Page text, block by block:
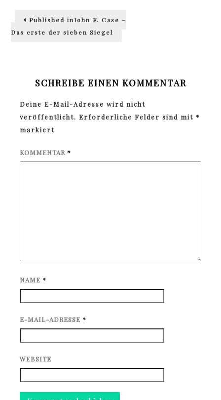
Beitragsnavigation
Published inJohn F. Case –
Das erste der sieben Siegel
SCHREIBE EINEN KOMMENTAR
Deine E-Mail-Adresse wird nicht
veröffentlicht. Erforderliche Felder sind mit *
markiert
KOMMENTAR *
NAME *
E-MAIL-ADRESSE *
WEBSITE